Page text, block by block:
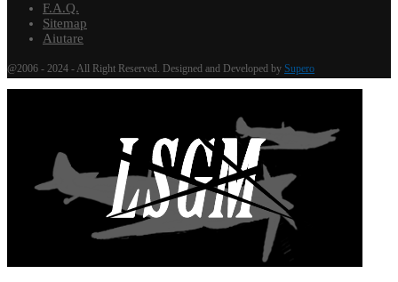
F.A.Q.
Sitemap
Aiutare
@2006 - 2024 - All Right Reserved. Designed and Developed by Supero